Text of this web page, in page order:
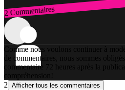
2 Commentaires
Connexion
Comme nous voulons continuer à
de commentaires, nous sommes
commentaire 72 heures après la
compréhension!
2 Afficher tous les commentaires